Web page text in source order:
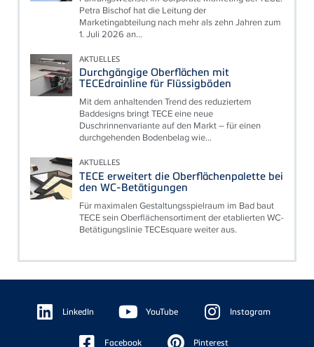
Petra Bischof hat die Leitung der
Marketingabteilung nach mehr als zehn Jahren zum
1. Juli 2026 an...
AKTUELLES
Durchgängige Oberflächen mit
TECEdrainline für Flüssigböden
Mit dem anhaltenden Trend des reduziertem
Baddesigns bringt TECE eine neue
Duschrinnenvariante auf den Markt – für einen
durchgehenden Bodenbelag wie...
AKTUELLES
TECE erweitert die Oberflächenpalette bei
den WC-Betätigungen
Für maximalen Gestaltungsspielraum im Bad baut
TECE sein Oberflächensortiment der etablierten WC-
Betätigungslinie TECEsquare weiter aus.
Floating
Sidebar LinkedIn YouTube Instagram
Facebook Pinterest